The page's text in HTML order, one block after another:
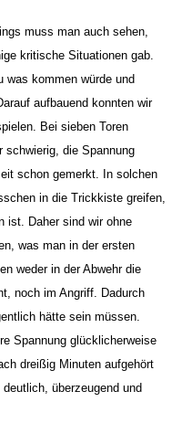
muss man auch sehen,
kritische Situationen gab.
was kommen würde und
aufbauend konnten wir
Bei sieben Toren
schwierig, die Spannung
schon gemerkt. In solchen
in die Trickkiste greifen,
ist. Daher sind wir ohne
was man in der ersten
weder in der Abwehr die
noch im Angriff. Dadurch
hätte sein müssen.
Spannung glücklicherweise
dreißig Minuten aufgehört
überzeugend und